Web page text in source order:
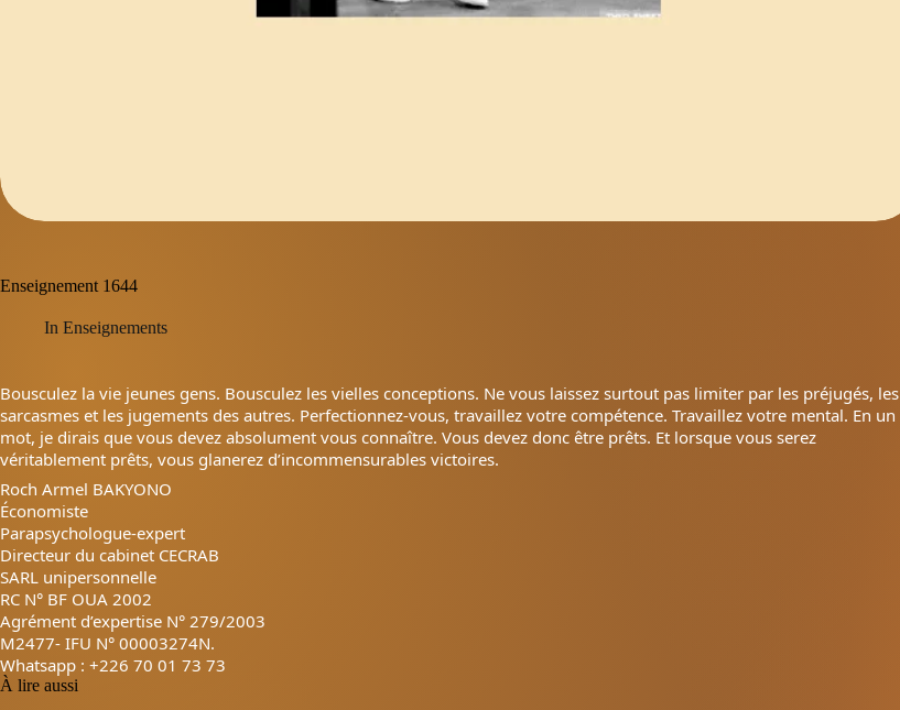
Enseignement 1644
In Enseignements
Bousculez la vie jeunes gens. Bousculez les vielles conceptions. Ne vous laissez surtout pas limiter par les préjugés, les
sarcasmes et les jugements des autres. Perfectionnez-vous, travaillez votre compétence. Travaillez votre mental. En un
mot, je dirais que vous devez absolument vous connaître. Vous devez donc être prêts. Et lorsque vous serez
véritablement prêts, vous glanerez d’incommensurables victoires.
Roch Armel BAKYONO
Économiste
Parapsychologue-expert
Directeur du cabinet CECRAB
SARL unipersonnelle
RC N° BF OUA 2002
Agrément d’expertise N° 279/2003
M2477- IFU N° 00003274N.
Whatsapp : +226 70 01 73 73
À lire aussi